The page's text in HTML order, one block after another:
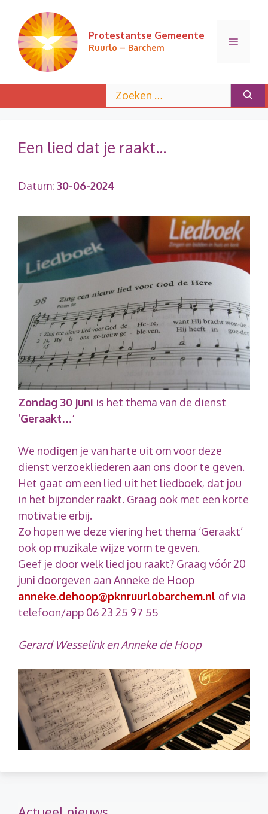
inhoud
Protestantse Gemeente
Ruurlo – Barchem
Menu
naar:
Een lied dat je raakt…
Datum: 30-06-2024
Zondag 30 juni is het thema van de dienst
‘Geraakt…’
We nodigen je van harte uit om voor deze
dienst verzoekliederen aan ons door te geven.
Het gaat om een lied uit het liedboek, dat jou
in het bijzonder raakt. Graag ook met een korte
motivatie erbij.
Zo hopen we deze viering het thema ‘Geraakt’
ook op muzikale wijze vorm te geven.
Geef je door welk lied jou raakt? Graag vóór 20
juni doorgeven aan Anneke de Hoop
anneke.dehoop@pknruurlobarchem.nl of via
telefoon/app 06 23 25 97 55
Gerard Wesselink en Anneke de Hoop